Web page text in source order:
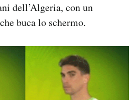
dell’Algeria, con un
buca lo schermo.